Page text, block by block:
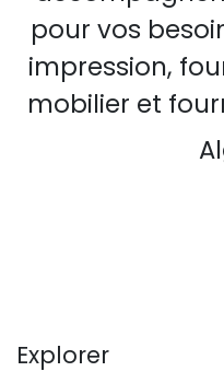
pour vos
impression,
mobilier et
Explorer